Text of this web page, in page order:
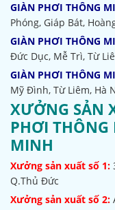
GIÀN PHƠI THÔNG
Phóng, Giáp Bát,
GIÀN PHƠI THÔNG
Đức Dục, Mễ Trì, Từ
GIÀN PHƠI THÔNG
Mỹ Đình, Từ Liêm, Hà
XƯỞNG SẢN
PHƠI
MINH
Xưởng sản xuất số 1:
Q.Thủ Đức
Xưởng sản xuất số 2: